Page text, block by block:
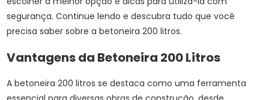
segurança. Continue lendo e descubra tudo que você
precisa saber sobre a betoneira 200 litros.
Vantagens da Betoneira 200 Litros
A betoneira 200 litros se destaca como uma ferramenta